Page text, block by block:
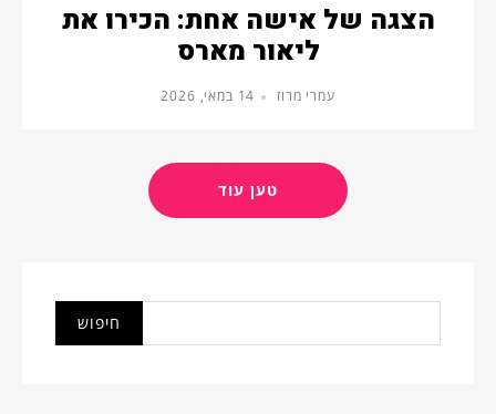
הצגה של אישה אחת: הכירו את
ליאור מארס
עמרי מרוז 14 במאי, 2026
טען עוד